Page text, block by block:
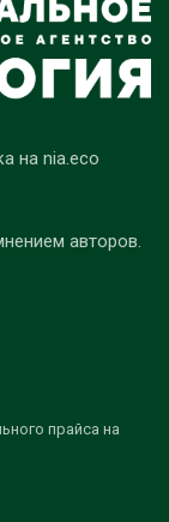
на nia.eco
авторов.
прайса на